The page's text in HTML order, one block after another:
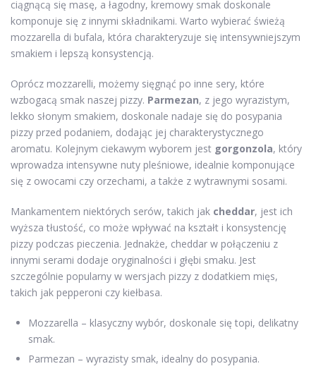
ciągnącą się masę, a łagodny, kremowy smak doskonale
komponuje się z innymi składnikami. Warto wybierać świeżą
mozzarella di bufala, która charakteryzuje się intensywniejszym
smakiem i lepszą konsystencją.
Oprócz mozzarelli, możemy sięgnąć po inne sery, które
wzbogacą smak naszej pizzy. Parmezan, z jego wyrazistym,
lekko słonym smakiem, doskonale nadaje się do posypania
pizzy przed podaniem, dodając jej charakterystycznego
aromatu. Kolejnym ciekawym wyborem jest gorgonzola, który
wprowadza intensywne nuty pleśniowe, idealnie komponujące
się z owocami czy orzechami, a także z wytrawnymi sosami.
Mankamentem niektórych serów, takich jak cheddar, jest ich
wyższa tłustość, co może wpływać na kształt i konsystencję
pizzy podczas pieczenia. Jednakże, cheddar w połączeniu z
innymi serami dodaje oryginalności i głębi smaku. Jest
szczególnie popularny w wersjach pizzy z dodatkiem mięs,
takich jak pepperoni czy kiełbasa.
Mozzarella – klasyczny wybór, doskonale się topi, delikatny
smak.
Parmezan – wyrazisty smak, idealny do posypania.